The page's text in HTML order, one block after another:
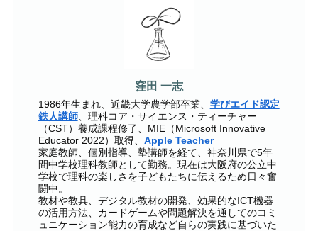
窪田 一志
1986年生まれ、近畿大学農学部卒業、 学びエイド認定
鉄人講師、理科コア・サイエンス・ティーチャー
（CST）養成課程修了、MIE（Microsoft Innovative
Educator 2022）取得、 Apple Teacher
家庭教師、個別指導、塾講師を経て、神奈川県で5年
間中学校理科教師として勤務。現在は大阪府の公立中
学校で理科の楽しさを子どもたちに伝えるため日々奮
闘中。
教材や教具、デジタル教材の開発、効果的なICT機器
の活用方法、カードゲームや問題解決を通してのコミ
ュニケーション能力の育成など自らの実践に基づいた